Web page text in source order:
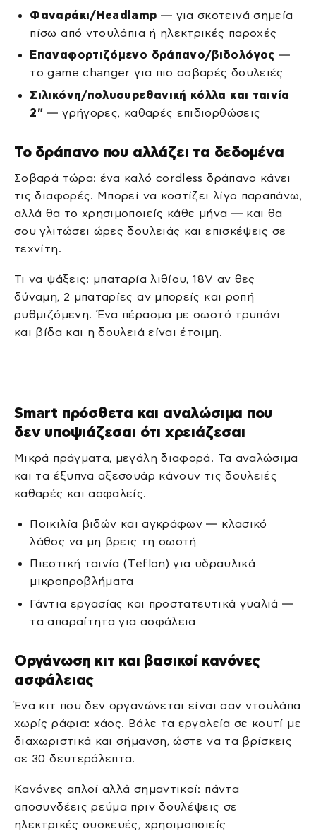
Φαναράκι/Headlamp — για σκοτεινά σημεία
πίσω από ντουλάπια ή ηλεκτρικές παροχές
Επαναφορτιζόμενο δράπανο/βιδολόγος —
το game changer για πιο σοβαρές δουλειές
Σιλικόνη/πολυουρεθανική κόλλα και ταινία
2″ — γρήγορες, καθαρές επιδιορθώσεις
Το δράπανο που αλλάζει τα δεδομένα
Σοβαρά τώρα: ένα καλό cordless δράπανο κάνει
τις διαφορές. Μπορεί να κοστίζει λίγο παραπάνω,
αλλά θα το χρησιμοποιείς κάθε μήνα — και θα
σου γλιτώσει ώρες δουλειάς και επισκέψεις σε
τεχνίτη.
Τι να ψάξεις: μπαταρία λιθίου, 18V αν θες
δύναμη, 2 μπαταρίες αν μπορείς και ροπή
ρυθμιζόμενη. Ένα πέρασμα με σωστό τρυπάνι
και βίδα και η δουλειά είναι έτοιμη.
Smart πρόσθετα και αναλώσιμα που
δεν υποψιάζεσαι ότι χρειάζεσαι
Μικρά πράγματα, μεγάλη διαφορά. Τα αναλώσιμα
και τα έξυπνα αξεσουάρ κάνουν τις δουλειές
καθαρές και ασφαλείς.
Ποικιλία βιδών και αγκράφων — κλασικό
λάθος να μη βρεις τη σωστή
Πιεστική ταινία (Τeflon) για υδραυλικά
μικροπροβλήματα
Γάντια εργασίας και προστατευτικά γυαλιά —
τα απαραίτητα για ασφάλεια
Οργάνωση κιτ και βασικοί κανόνες
ασφάλειας
Ένα κιτ που δεν οργανώνεται είναι σαν ντουλάπα
χωρίς ράφια: χάος. Βάλε τα εργαλεία σε κουτί με
διαχωριστικά και σήμανση, ώστε να τα βρίσκεις
σε 30 δευτερόλεπτα.
Κανόνες απλοί αλλά σημαντικοί: πάντα
αποσυνδέεις ρεύμα πριν δουλέψεις σε
ηλεκτρικές συσκευές, χρησιμοποιείς